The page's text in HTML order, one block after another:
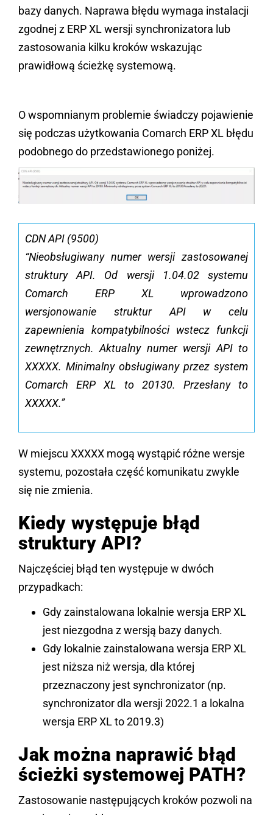
bazy danych. Naprawa błędu wymaga instalacji
zgodnej z ERP XL wersji synchronizatora lub
zastosowania kilku kroków wskazując
prawidłową ścieżkę systemową.
O wspomnianym problemie świadczy pojawienie
się podczas użytkowania Comarch ERP XL błędu
podobnego do przedstawionego poniżej.
CDN API (9500)
“Nieobsługiwany numer wersji zastosowanej
struktury API. Od wersji 1.04.02 systemu
Comarch ERP XL wprowadzono
wersjonowanie struktur API w celu
zapewnienia kompatybilności wstecz funkcji
zewnętrznych. Aktualny numer wersji API to
XXXXX. Minimalny obsługiwany przez system
Comarch ERP XL to 20130. Przesłany to
XXXXX.”
W miejscu XXXXX mogą wystąpić różne wersje
systemu, pozostała część komunikatu zwykle
się nie zmienia.
Kiedy występuje błąd
struktury API?
Najczęściej błąd ten występuje w dwóch
przypadkach:
Gdy zainstalowana lokalnie wersja ERP XL
jest niezgodna z wersją bazy danych.
Gdy lokalnie zainstalowana wersja ERP XL
jest niższa niż wersja, dla której
przeznaczony jest synchronizator (np.
synchronizator dla wersji 2022.1 a lokalna
wersja ERP XL to 2019.3)
Jak można naprawić błąd
ścieżki systemowej PATH?
Zastosowanie następujących kroków pozwoli na